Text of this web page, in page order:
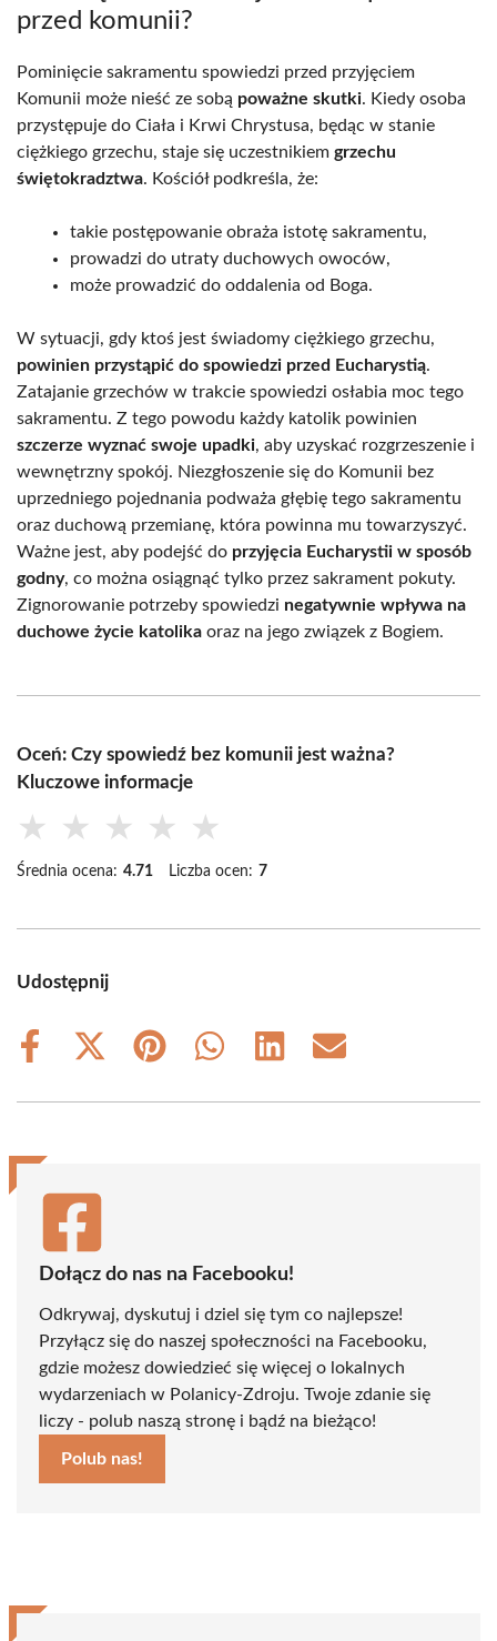
przed komunii?
Pominięcie sakramentu spowiedzi przed przyjęciem
Komunii może nieść ze sobą poważne skutki. Kiedy osoba
przystępuje do Ciała i Krwi Chrystusa, będąc w stanie
ciężkiego grzechu, staje się uczestnikiem grzechu
świętokradztwa. Kościół podkreśla, że:
takie postępowanie obraża istotę sakramentu,
prowadzi do utraty duchowych owoców,
może prowadzić do oddalenia od Boga.
W sytuacji, gdy ktoś jest świadomy ciężkiego grzechu,
powinien przystąpić do spowiedzi przed Eucharystią.
Zatajanie grzechów w trakcie spowiedzi osłabia moc tego
sakramentu. Z tego powodu każdy katolik powinien
szczerze wyznać swoje upadki, aby uzyskać rozgrzeszenie i
wewnętrzny spokój. Niezgłoszenie się do Komunii bez
uprzedniego pojednania podważa głębię tego sakramentu
oraz duchową przemianę, która powinna mu towarzyszyć.
Ważne jest, aby podejść do przyjęcia Eucharystii w sposób
godny, co można osiągnąć tylko przez sakrament pokuty.
Zignorowanie potrzeby spowiedzi negatywnie wpływa na
duchowe życie katolika oraz na jego związek z Bogiem.
Oceń: Czy spowiedź bez komunii jest ważna?
Kluczowe informacje
★ ★ ★ ★ ★
Średnia ocena: 4.71 Liczba ocen: 7
Udostępnij
Share
Share
(Twitter)
Share
Share
Share
Share
Dołącz do nas na Facebooku!
Odkrywaj, dyskutuj i dziel się tym co najlepsze!
Przyłącz się do naszej społeczności na Facebooku,
gdzie możesz dowiedzieć się więcej o lokalnych
wydarzeniach w Polanicy-Zdroju. Twoje zdanie się
liczy - polub naszą stronę i bądź na bieżąco!
Polub nas!